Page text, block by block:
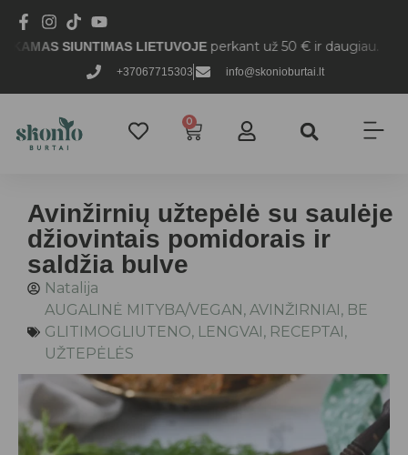
+37067715303 info@skonioburtai.lt
LIETUVOJEperkant už 50 € ir daugiau.
0
Avinžirnių užtepėlė su saulėje
džiovintais pomidorais ir
saldžia bulve
Natalija
AUGALINĖ MITYBA/VEGAN, AVINŽIRNIAI, BE
GLITIMOGLIUTENO, LENGVAI, RECEPTAI,
UŽTEPĖLĖS